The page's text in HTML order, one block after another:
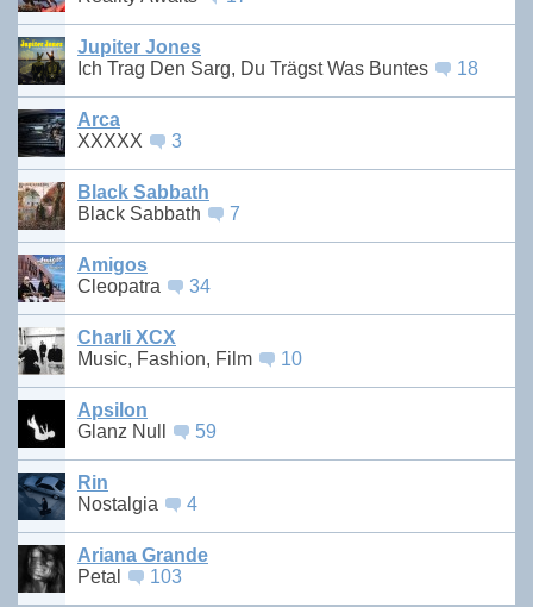
Jupiter Jones
Ich Trag Den Sarg, Du Trägst Was Buntes
18
Arca
XXXXX
3
Black Sabbath
Black Sabbath
7
Amigos
Cleopatra
34
Charli XCX
Music, Fashion, Film
10
Apsilon
Glanz Null
59
Rin
Nostalgia
4
Ariana Grande
Petal
103